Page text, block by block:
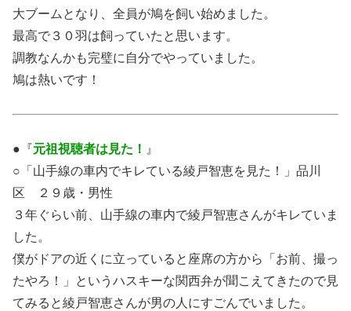
大ブームとなり、全員が鳩を飼い始めました。
最高で３０羽は飼っていたと思います。
調教なんかも完璧に自分でやっていました。
鳩は熱いです！
●『元祖視聴者は見た！ 』
○「山手線の車内でキレている綾戸智恵を見た！」品川
区 ２９歳・男性
３年ぐらい前、山手線の車内で綾戸智恵さんがキレていま
した。
僕がドアの近くに立っていると座席の方から「お前、撮っ
たやろ！」というハスキーな関西弁が聞こえてきたので見
てみると綾戸智恵さんが男の人にすごんでいました。